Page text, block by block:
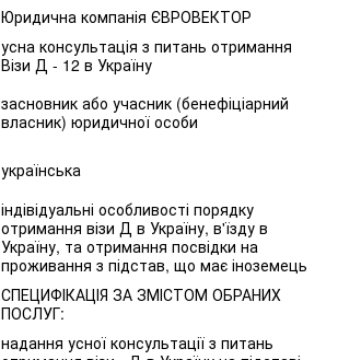
Юридична компанія ЄВРОВЕКТОР
усна консультація з питань отримання
Візи Д - 12 в Україну
засновник або учасник (бенефіціарний
власник) юридичної особи
українська
індівідуальні особливості порядку
отримання візи Д в Україну, в'їзду в
Україну, та отримання посвідки на
проживання з підстав, що має іноземець
СПЕЦИФІКАЦІЯ ЗА ЗМІСТОМ ОБРАНИХ
ПОСЛУГ:
надання усної консультації з питань